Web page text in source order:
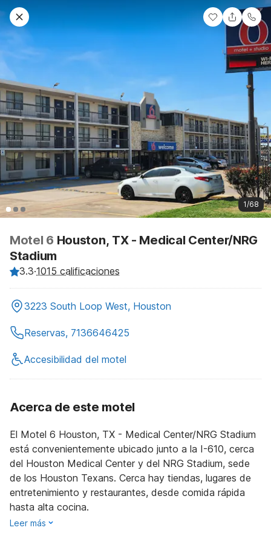
1/68
Motel 6 Houston, TX - Medical Center/NRG
Stadium
3.3·1015 calificaciones
3223 South Loop West, Houston
Reservas, 7136646425
Accesibilidad del motel
Acerca de este motel
El Motel 6 Houston, TX - Medical Center/NRG Stadium
está convenientemente ubicado junto a la I-610, cerca
del Houston Medical Center y del NRG Stadium, sede
de los Houston Texans. Cerca hay tiendas, lugares de
entretenimiento y restaurantes, desde comida rápida
hasta alta cocina.
Leer más